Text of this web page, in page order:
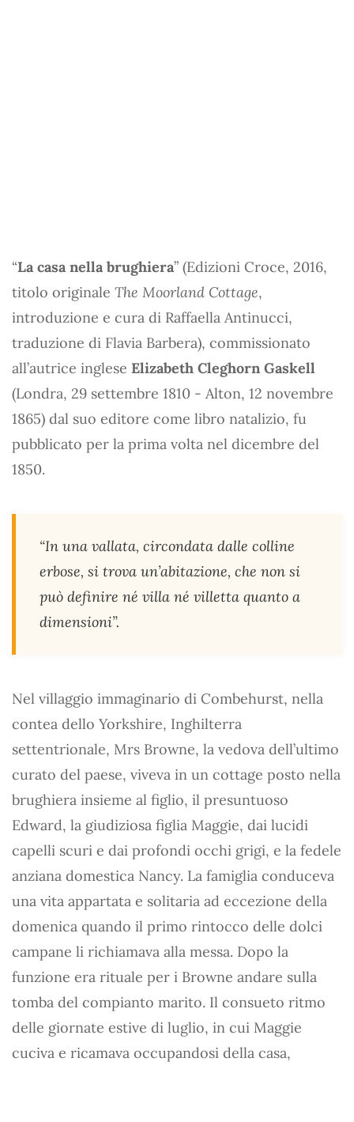
“La casa nella brughiera” (Edizioni Croce, 2016,
titolo originale The Moorland Cottage,
introduzione e cura di Raffaella Antinucci,
traduzione di Flavia Barbera), commissionato
all’autrice inglese Elizabeth Cleghorn Gaskell
(Londra, 29 settembre 1810 - Alton, 12 novembre
1865) dal suo editore come libro natalizio, fu
pubblicato per la prima volta nel dicembre del
1850.
“In una vallata, circondata dalle colline
erbose, si trova un’abitazione, che non si
può definire né villa né villetta quanto a
dimensioni”.
Nel villaggio immaginario di Combehurst, nella
contea dello Yorkshire, Inghilterra
settentrionale, Mrs Browne, la vedova dell’ultimo
curato del paese, viveva in un cottage posto nella
brughiera insieme al figlio, il presuntuoso
Edward, la giudiziosa figlia Maggie, dai lucidi
capelli scuri e dai profondi occhi grigi, e la fedele
anziana domestica Nancy. La famiglia conduceva
una vita appartata e solitaria ad eccezione della
domenica quando il primo rintocco delle dolci
campane li richiamava alla messa. Dopo la
funzione era rituale per i Browne andare sulla
tomba del compianto marito. Il consueto ritmo
delle giornate estive di luglio, in cui Maggie
cuciva e ricamava occupandosi della casa,